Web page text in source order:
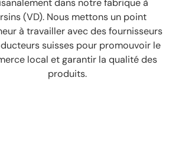
dans notre fabrique à
(VD). Nous mettons un point
à travailler avec desfournisseurs
suisses pour promouvoir le
local et garantir la qualité des
produits.